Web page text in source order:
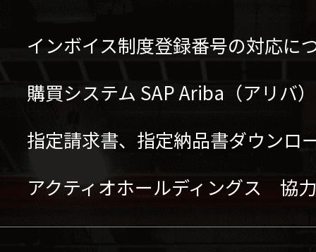
インボイス制度登録番号の対応に
購買システム SAP Ariba（アリバ
指定請求書、指定納品書ダウンロ
アクティオホールディングス 協